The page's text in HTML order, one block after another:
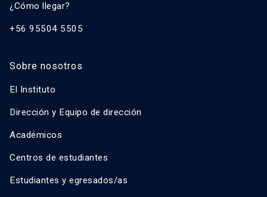
¿Cómo llegar?
+56 95504 5505
Sobre nosotros
El Instituto
Dirección y Equipo de dirección
Académicos
Centros de estudiantes
Estudiantes y egresados/as